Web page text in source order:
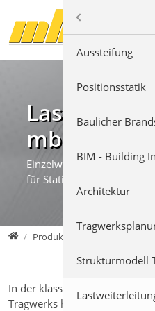
Direkt zur Hauptnavigation
Direkt zum Inhalt springen
mb
Einzelwertübernahme,
für Statik und
mb AEC Software GmbH
Produkte
In der klassischen
Tragwerks häufig
mb AEC Software
Aussteifung
Positionsstatik
Baulicher
BIM - Building
Architektur